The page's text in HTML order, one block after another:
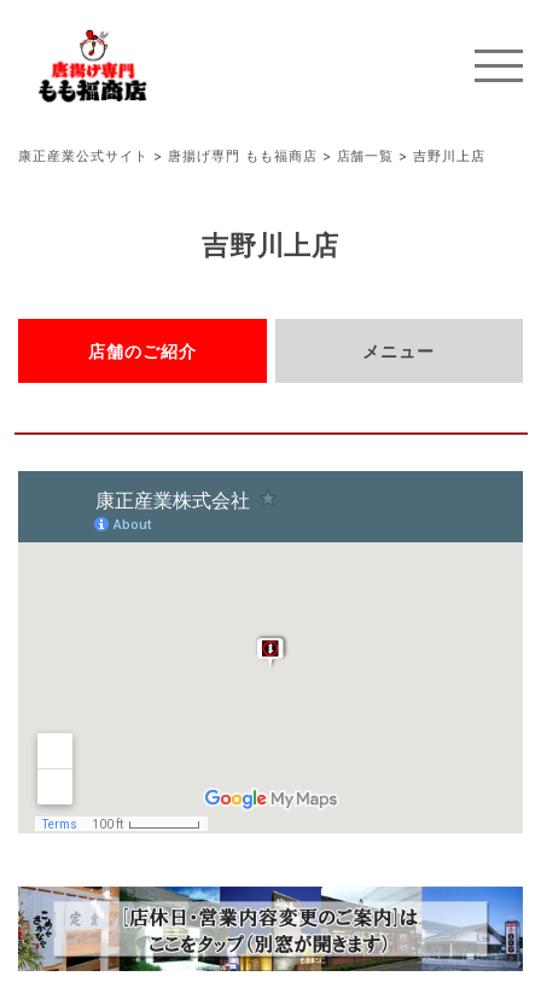
康正産業公式サイト > 唐揚げ専門 もも福商店 > 店舗一覧 >吉野川上店
吉野川上店
店舗のご紹介 メニュー